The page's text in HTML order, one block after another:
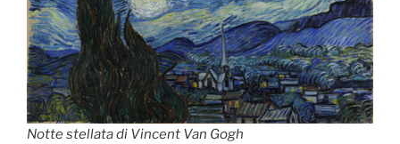
Notte stellata di Vincent Van Gogh